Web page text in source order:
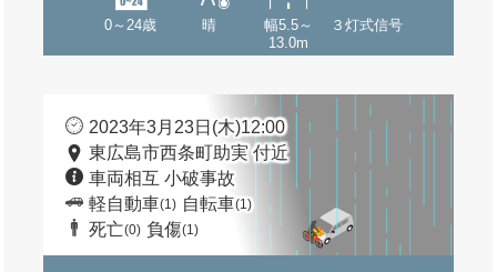
0～24歳 晴
幅5.5～
13.0m
３灯式信号
2023年3月23日(木)12:00
東広島市西条町助実 付近
車両相互 小破事故
軽自動車(1) 自転車(1)
死亡(0) 負傷(1)